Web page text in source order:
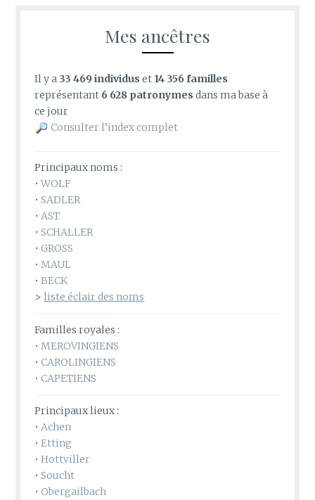
Mes ancêtres
Il y a 33 469 individus et 14 356 familles
représentant 6 628 patronymes dans ma base à
ce jour
Consulter l’index complet
Principaux noms :
•WOLF
•SADLER
•AST
•SCHALLER
•GROSS
•MAUL
•BECK
>liste éclair des noms
Familles royales :
•MEROVINGIENS
•CAROLINGIENS
•CAPETIENS
Principaux lieux :
•Achen
•Etting
•Hottviller
•Soucht
•Obergailbach